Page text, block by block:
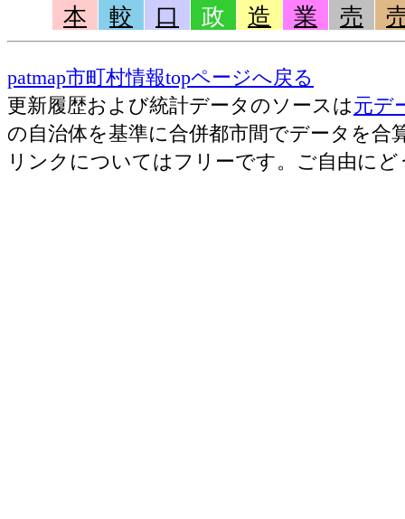
本
較
口
政
造
業
売
patmap市町村情報topページへ戻る
更新履歴および統計データのソースは元デ
の自治体を基準に合併都市間でデータを合
リンクについてはフリーです。ご自由にど